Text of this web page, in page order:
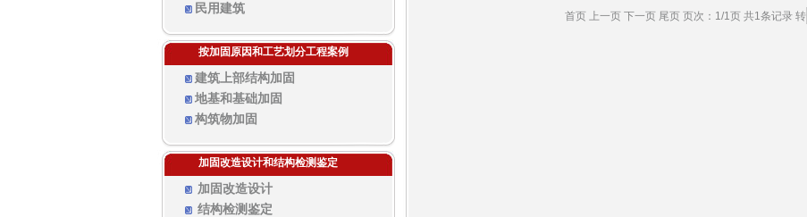
民用建筑
按加固原因和工艺划分工程案例
建筑上部结构加固
地基和基础加固
构筑物加固
加固改造设计和结构检测鉴定
加固改造设计
结构检测鉴定
首页 上一页 下一页 尾页 页次：1/1页 共1条记录 转